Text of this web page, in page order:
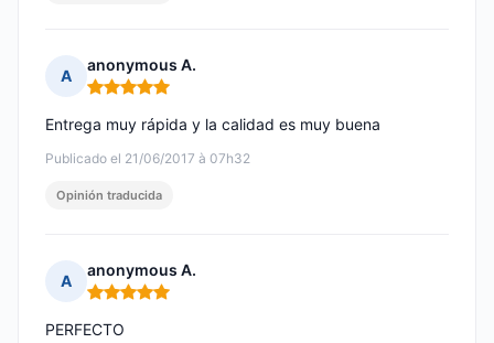
A
anonymous A.
Nota: 5 de 5
Publicado el 21/06/2017 à 07h32
Entrega muy rápida y la calidad es muy buena
Opinión traducida
A
anonymous A.
Nota: 5 de 5
PERFECTO